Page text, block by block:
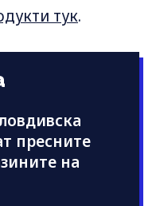
тук.
пресните
на